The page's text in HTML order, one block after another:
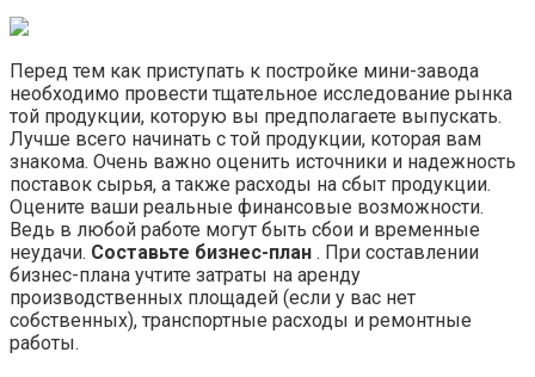
Перед тем как приступать к постройке мини-завода
необходимо провести тщательное исследование рынка
той продукции, которую вы предполагаете выпускать.
Лучше всего начинать с той продукции, которая вам
знакома. Очень важно оценить источники и надежность
поставок сырья, а также расходы на сбыт продукции.
Оцените ваши реальные финансовые возможности.
Ведь в любой работе могут быть сбои и временные
неудачи. Составьте бизнес-план . При составлении
бизнес-плана учтите затраты на аренду
производственных площадей (если у вас нет
собственных), транспортные расходы и ремонтные
работы.